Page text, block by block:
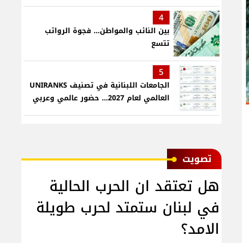
4
بين النائب والمواطن... فجوة الرواتب
تتسع
5
الجامعات اللبنانية في تصنيف UNIRANKS
العالمي لعام 2027... حضور عالمي وعربي
ﺗﺼﻮﻳﺖ
هل تعتقد ان الحرب الحالية
في لبنان ستمتد لحرب طويلة
الامد؟